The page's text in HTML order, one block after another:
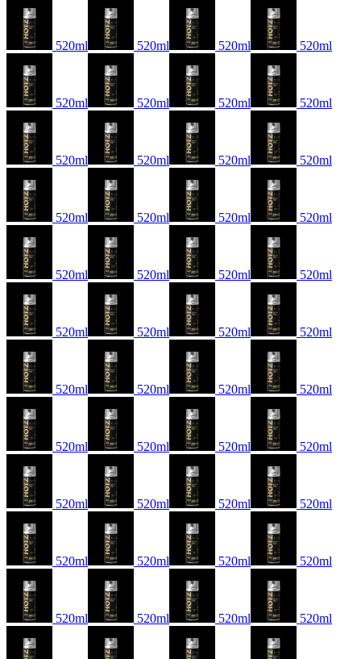
520ml 520ml 520ml 520ml
520ml 520ml 520ml 520ml
520ml 520ml 520ml 520ml
520ml 520ml 520ml 520ml
520ml 520ml 520ml 520ml
520ml 520ml 520ml 520ml
520ml 520ml 520ml 520ml
520ml 520ml 520ml 520ml
520ml 520ml 520ml 520ml
520ml 520ml 520ml 520ml
520ml 520ml 520ml 520ml